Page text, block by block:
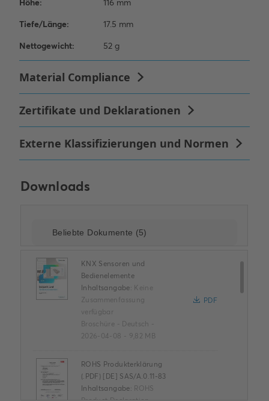
Downloads
KNX Sensoren und
Bedienelemente
Inhaltsangabe: Keine
Zusammenfassung
verfügbar
Broschüre - Deutsch -
2026-04-08 - 9,82 MB
PDF
ROHS Produkterklärung
(.PDF) [DE] SAS/A.0.11-83
Inhaltsangabe: ROHS